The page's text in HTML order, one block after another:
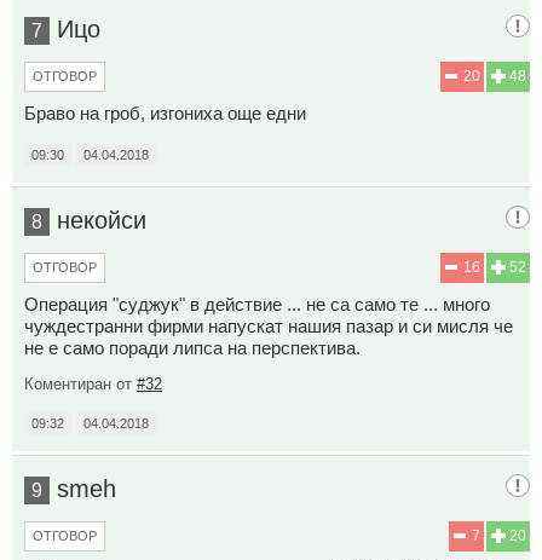
7 Ицо
48
20
ОТГОВОР
Браво на гроб, изгониха още едни
09:30 04.04.2018
8 некойси
52
16
ОТГОВОР
Операция "суджук" в действие ... не са само те ... много
чуждестранни фирми напускат нашия пазар и си мисля че
не е само поради липса на перспектива.
Коментиран от #32
09:32 04.04.2018
9 smeh
20
7
ОТГОВОР